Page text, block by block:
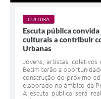
CULTURA
Escuta pública
culturais a contribuir
Urbanas
Jovens, artistas,
Betim terão a
construção do próximo
elaborado no âmbito da
A escuta pública será